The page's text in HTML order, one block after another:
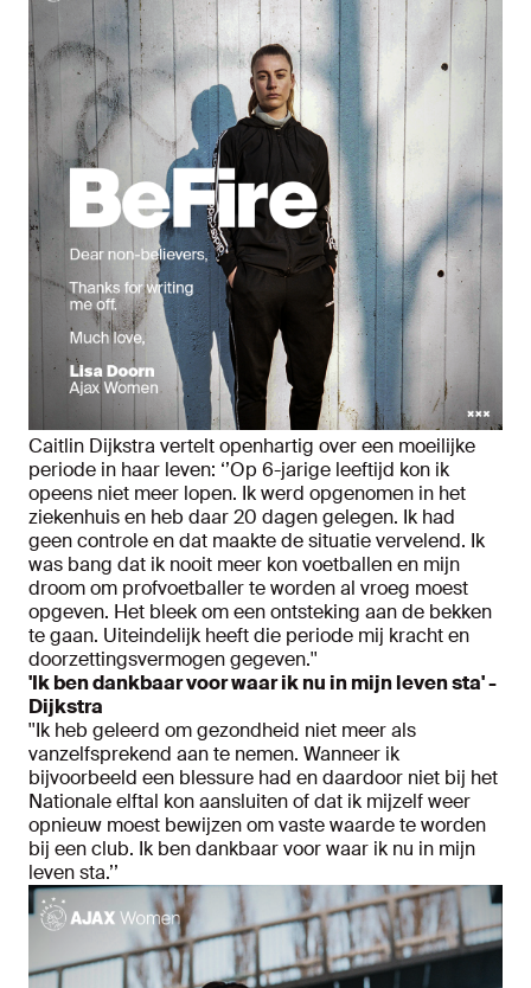
Caitlin Dijkstra vertelt openhartig over een moeilijke
periode in haar leven: ‘’Op 6-jarige leeftijd kon ik
opeens niet meer lopen. Ik werd opgenomen in het
ziekenhuis en heb daar 20 dagen gelegen. Ik had
geen controle en dat maakte de situatie vervelend. Ik
was bang dat ik nooit meer kon voetballen en mijn
droom om profvoetballer te worden al vroeg moest
opgeven. Het bleek om een ontsteking aan de bekken
te gaan. Uiteindelijk heeft die periode mij kracht en
doorzettingsvermogen gegeven.''
'Ik ben dankbaar voor waar ik nu in mijn leven sta' -
Dijkstra
''Ik heb geleerd om gezondheid niet meer als
vanzelfsprekend aan te nemen. Wanneer ik
bijvoorbeeld een blessure had en daardoor niet bij het
Nationale elftal kon aansluiten of dat ik mijzelf weer
opnieuw moest bewijzen om vaste waarde te worden
bij een club. Ik ben dankbaar voor waar ik nu in mijn
leven sta.’’